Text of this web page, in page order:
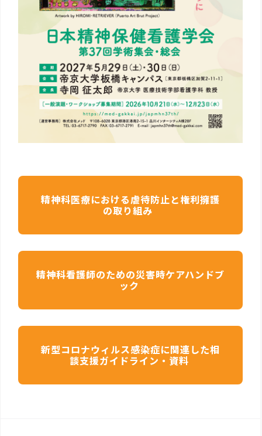
精神科医療における虐待防止と権利擁護
の取り組み
精神科看護師のための災害時ケアハンドブ
ック
新型コロナウィルス感染症に関連した相
談支援ガイドライン・資料